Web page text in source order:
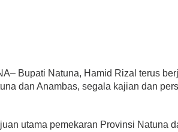
Bupati Natuna, Hamid Rizal terus
dan Anambas, segala kajian dan
utama pemekaran Provinsi Natuna